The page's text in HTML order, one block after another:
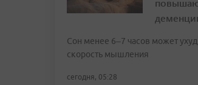
Сон менее 6–7 часов может
скорость мышления
сегодня, 05:28